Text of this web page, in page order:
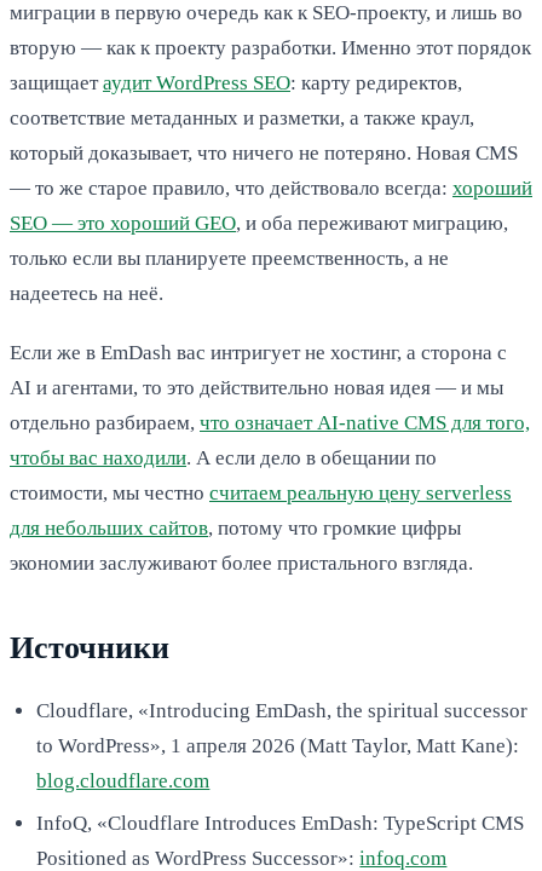
миграции в первую очередь как к SEO-проекту, и лишь во
вторую — как к проекту разработки. Именно этот порядок
защищаетаудит WordPress SEO: карту редиректов,
соответствие метаданных и разметки, а также краул,
который доказывает, что ничего не потеряно. Новая CMS
— то же старое правило, что действовало всегда: хороший
SEO — это хороший GEO, и оба переживают миграцию,
только если вы планируете преемственность, а не
надеетесь на неё.
Если же в EmDash вас интригует не хостинг, а сторона с
AI и агентами, то это действительно новая идея — и мы
отдельно разбираем, что означает AI-native CMS для того,
чтобы вас находили. А если дело в обещании по
стоимости, мы честно считаем реальную цену serverless
для небольших сайтов, потому что громкие цифры
экономии заслуживают более пристального взгляда.
Источники
Cloudflare, «Introducing EmDash, the spiritual successor
to WordPress», 1 апреля 2026 (Matt Taylor, Matt Kane):
blog.cloudflare.com
InfoQ, «Cloudflare Introduces EmDash: TypeScript CMS
Positioned as WordPress Successor»:infoq.com